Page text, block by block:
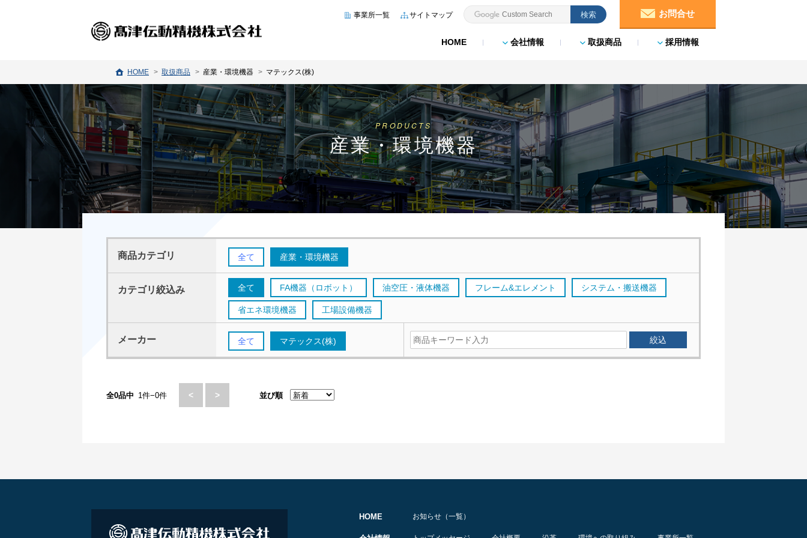
HOME 会社情報 取扱商品 採用情報
事業所一覧 サイトマップ お問合せ
HOME 取扱商品 産業・環境機器 マテックス(株)
PRODUCTS
産業・環境機器
商品カテゴリ 全て 産業・環境機器
カテゴリ絞込み 全て FA機器（ロボット） 油空圧・液体機器 フレーム&エレメント システム・搬送機器
省エネ環境機器 工場設備機器
メーカー 全て マテックス(株)
全0品中 1件−0件 < > 並び順
HOME お知らせ（一覧）